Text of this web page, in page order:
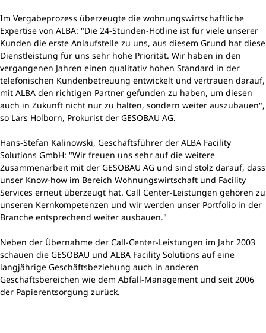
Im Vergabeprozess überzeugte die wohnungswirtschaftliche
Expertise von ALBA: "Die 24-Stunden-Hotline ist für viele unserer
Kunden die erste Anlaufstelle zu uns, aus diesem Grund hat diese
Dienstleistung für uns sehr hohe Priorität. Wir haben in den
vergangenen Jahren einen qualitativ hohen Standard in der
telefonischen Kundenbetreuung entwickelt und vertrauen darauf,
mit ALBA den richtigen Partner gefunden zu haben, um diesen
auch in Zukunft nicht nur zu halten, sondern weiter auszubauen",
so Lars Holborn, Prokurist der GESOBAU AG.
Hans-Stefan Kalinowski, Geschäftsführer der ALBA Facility
Solutions GmbH: "Wir freuen uns sehr auf die weitere
Zusammenarbeit mit der GESOBAU AG und sind stolz darauf, dass
unser Know-how im Bereich Wohnungswirtschaft und Facility
Services erneut überzeugt hat. Call Center-Leistungen gehören zu
unseren Kernkompetenzen und wir werden unser Portfolio in der
Branche entsprechend weiter ausbauen."
Neben der Übernahme der Call-Center-Leistungen im Jahr 2003
schauen die GESOBAU und ALBA Facility Solutions auf eine
langjährige Geschäftsbeziehung auch in anderen
Geschäftsbereichen wie dem Abfall-Management und seit 2006
der Papierentsorgung zurück.